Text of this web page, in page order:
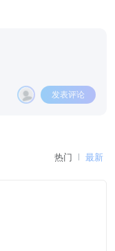
发表评论
热门 最新